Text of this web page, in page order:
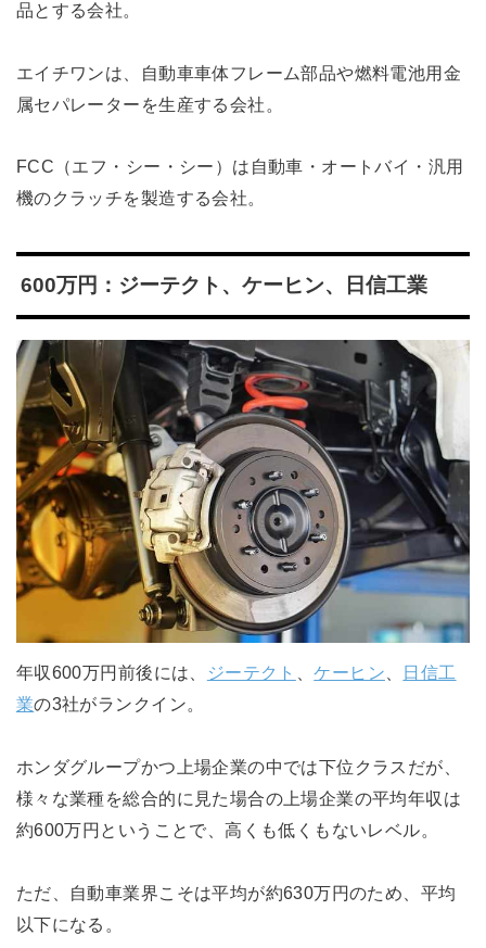
品とする会社。
エイチワンは、自動車車体フレーム部品や燃料電池用金
属セパレーターを生産する会社。
FCC（エフ・シー・シー）は自動車・オートバイ・汎用
機のクラッチを製造する会社。
600万円：ジーテクト、ケーヒン、日信工業
年収600万円前後には、 ジーテクト 、ケーヒン
日信工
業の3社がランクイン。
ホンダグループかつ上場企業の中では下位クラスだが、
様々な業種を総合的に見た場合の上場企業の平均年収は
約600万円ということで、高くも低くもないレベル。
ただ、自動車業界こそは平均が約630万円のため、平均
以下になる。